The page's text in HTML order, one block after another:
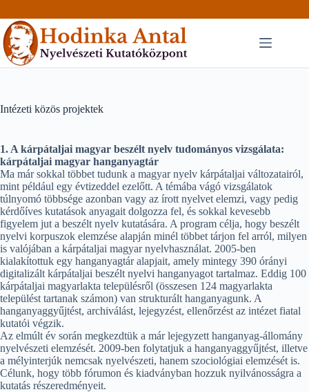
to
content
Intézeti közös projektek
1. A kárpátaljai magyar beszélt nyelv tudományos vizsgálata:
kárpátaljai magyar hanganyagtár
Ma már sokkal többet tudunk a magyar nyelv kárpátaljai változatairól,
mint például egy évtizeddel ezelőtt. A témába vágó vizsgálatok
túlnyomó többsége azonban vagy az írott nyelvet elemzi, vagy pedig
kérdőíves kutatások anyagait dolgozza fel, és sokkal kevesebb
figyelem jut a beszélt nyelv kutatására. A program célja, hogy beszélt
nyelvi korpuszok elemzése alapján minél többet tárjon fel arról, milyen
is valójában a kárpátaljai magyar nyelvhasználat. 2005-ben
kialakítottuk egy hanganyagtár alapjait, amely mintegy 390 órányi
digitalizált kárpátaljai beszélt nyelvi hanganyagot tartalmaz. Eddig 100
kárpátaljai magyarlakta településről (összesen 124 magyarlakta
települést tartanak számon) van strukturált hanganyagunk. A
hanganyaggyűjtést, archiválást, lejegyzést, ellenőrzést az intézet fiatal
kutatói végzik.
Az elmúlt év során megkezdtük a már lejegyzett hanganyag-állomány
nyelvészeti elemzését. 2009-ben folytatjuk a hanganyaggyűjtést, illetve
a mélyinterjúk nemcsak nyelvészeti, hanem szociológiai elemzését is.
Célunk, hogy több fórumon és kiadványban hozzuk nyilvánosságra a
kutatás részeredményeit.